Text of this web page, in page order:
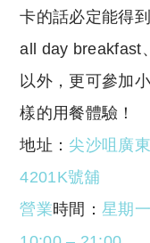
卡的話必定能得
all day breakfast
以外，更可參加
樣的用餐體驗！
地址： 尖沙咀廣
4201K號舖
營業時間： 星期